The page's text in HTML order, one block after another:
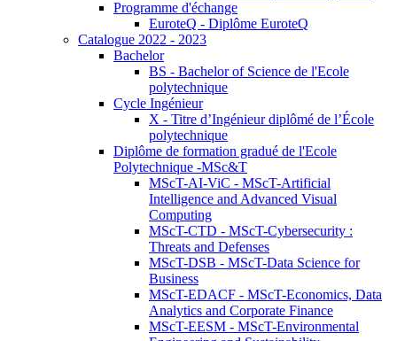
Programme d'échange
EuroteQ - Diplôme EuroteQ
Catalogue 2022 - 2023
Bachelor
BS - Bachelor of Science de l'Ecole
polytechnique
Cycle Ingénieur
X - Titre d’Ingénieur diplômé de l’École
polytechnique
Diplôme de formation gradué de l'Ecole
Polytechnique -MSc&T
MScT-AI-ViC - MScT-Artificial
Intelligence and Advanced Visual
Computing
MScT-CTD - MScT-Cybersecurity :
Threats and Defenses
MScT-DSB - MScT-Data Science for
Business
MScT-EDACF - MScT-Economics, Data
Analytics and Corporate Finance
MScT-EESM - MScT-Environmental